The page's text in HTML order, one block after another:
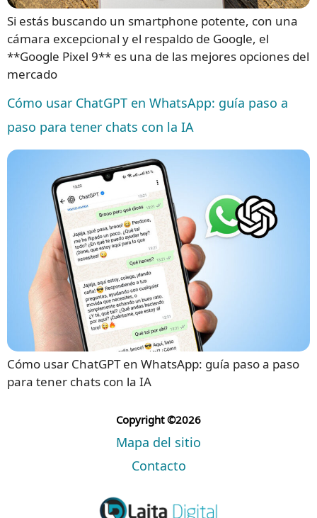
Si estás buscando un smartphone potente, con una
cámara excepcional y el respaldo de Google, el
**Google Pixel 9** es una de las mejores opciones del
mercado
Cómo usar ChatGPT en WhatsApp: guía paso a
paso para tener chats con la IA
Cómo usar ChatGPT en WhatsApp: guía paso a paso
para tener chats con la IA
Copyright ©2026
Mapa del sitio
Contacto